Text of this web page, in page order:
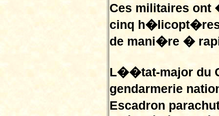
Ces militaires
cinq
de mani�re �
L��tat-major du
gendarmerie
Escadron